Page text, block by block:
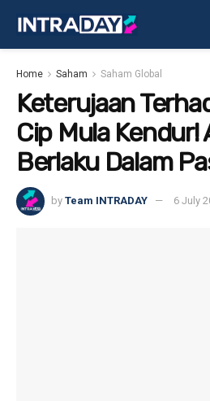
Home Saham Saham Global
Keterujaan
Cip Mula Kendur!
Berlaku Dalam
by Team INTRADAY 6 July